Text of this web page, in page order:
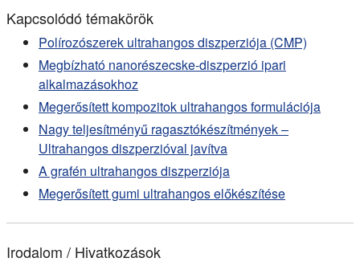
Kapcsolódó témakörök
Polírozószerek ultrahangos diszperziója (CMP)
Megbízható nanorészecske-diszperzió ipari
alkalmazásokhoz
Megerősített kompozitok ultrahangos formulációja
Nagy teljesítményű ragasztókészítmények –
Ultrahangos diszperzióval javítva
A grafén ultrahangos diszperziója
Megerősített gumi ultrahangos előkészítése
Irodalom / Hivatkozások